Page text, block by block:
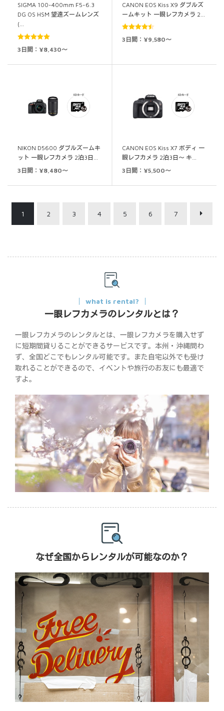
SIGMA 100-400mm F5-6.3
DG OS HSM 望遠ズームレンズ
(…
5段階中
3日間：¥8,430～
CANON EOS Kiss X9 ダブルズ
ームキット 一眼レフカメラ 2…
5段階中
3日間：¥9,580～
NIKON D5600 ダブルズームキ
ット 一眼レフカメラ 2泊3日…
3日間：¥8,480～
CANON EOS Kiss X7 ボディ 一
眼レフカメラ 2泊3日～ キ…
3日間：¥5,500～
1 2 3 4 5 6 7
what is rental?
一眼レフカメラのレンタルとは？
一眼レフカメラのレンタルとは、一眼レフカメラを購入せず
に短期間貸りることができるサービスです。本州・沖縄問わ
ず、全国どこでもレンタル可能です。また自宅以外でも受け
取れることができるので、イベントや旅行のお友にも最適で
すよ。
なぜ全国からレンタルが可能なのか？